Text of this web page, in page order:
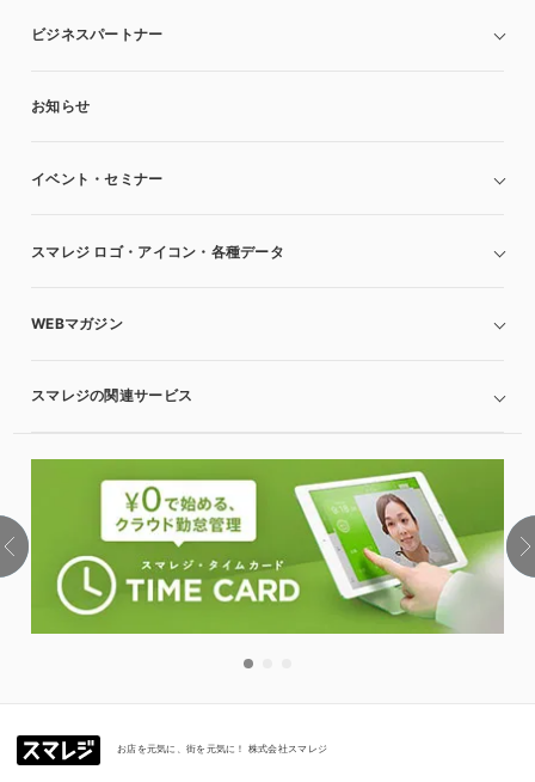
ビジネスパートナー
お知らせ
イベント・セミナー
スマレジ ロゴ・アイコン・各種データ
WEBマガジン
スマレジの関連サービス
お店を元気に、街を元気に！ 株式会社スマレジ